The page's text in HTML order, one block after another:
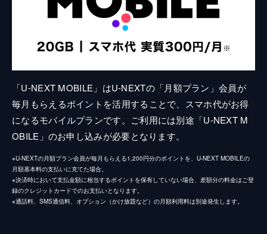
「U-NEXT MOBILE」はU-NEXTの「月額プラン」会員が
毎月もらえるポイントを活用することで、スマホ代がお得
になるモバイルプランです。ご利用には別途「U-NEXT M
OBILE」のお申し込みが必要となります。
※U-NEXTの月額プラン会員が毎月もらえる1,200円分のポイントを、U-NEXT MOBILEの
月額基本料の支払いに充てた場合。
※決済時において支払金額に相当するポイントを保有していない場合、差額分の料金はご登
録のクレジットカードでのお支払いとなります。
※通話料、SMS通信料、オプション（かけ放題など）の月額利用料は別途発生します。